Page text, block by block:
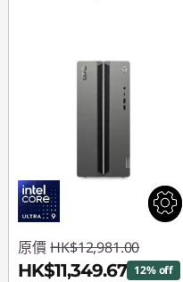
原價 HK$12,981.00
HK$11,349.67 12% off